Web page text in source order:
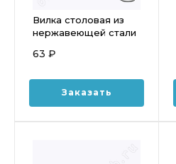
Вилка столовая из
нержавеющей стали
КТ-098-ВС-6
63 ₽
Заказать